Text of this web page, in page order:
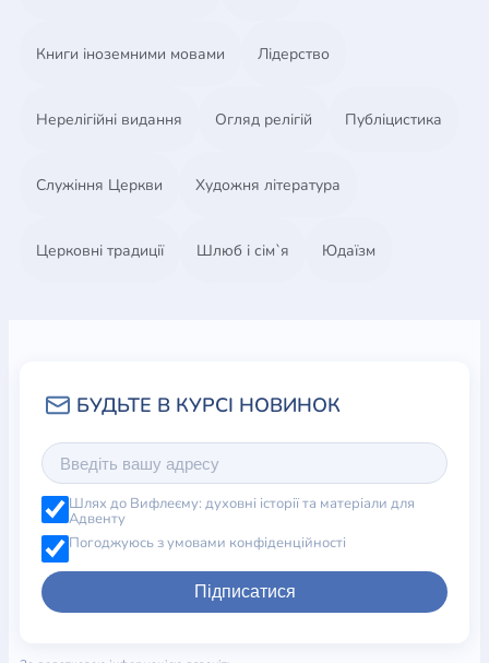
Книги іноземними мовами Лідерство
Нерелігійні видання Огляд релігій Публіцистика
Служіння Церкви Художня література
Церковні традиції Шлюб і сім`я Юдаїзм
Шлях до Вифлеєму: духовні історії та матеріали для
Адвенту
Погоджуюсь з умовами конфіденційності
Підписатися